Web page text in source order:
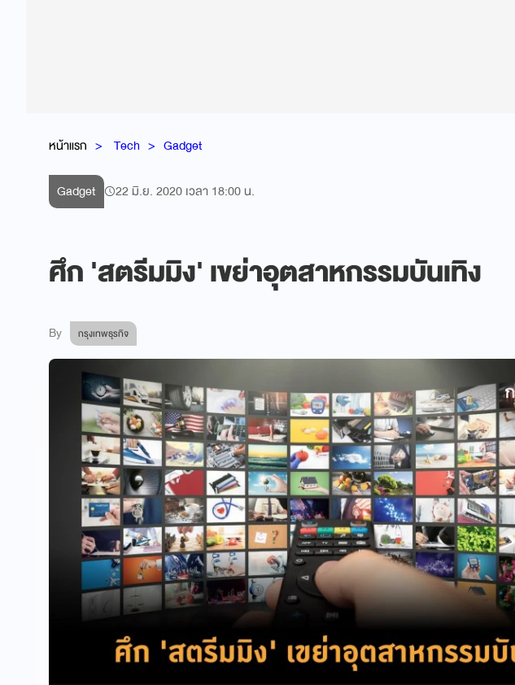
หน้าแรก Tech Gadget
Gadget 22 มิ.ย. 2020 เวลา 18:00 น.
ศึก 'สตรีมมิง' เขย่าอุตสาหกรรมบันเทิง
By กรุงเทพธุรกิจ